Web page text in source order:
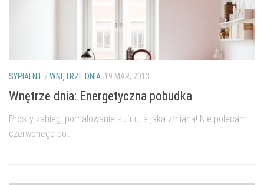
SYPIALNIE /WNĘTRZE DNIA 19 MAR, 2013
Wnętrze dnia: Energetyczna pobudka
Prosty zabieg: pomalowanie sufitu, a jaka zmiana! Nie polecam
czerwonego do...